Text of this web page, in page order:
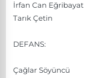
İrfan Can Eğribayat
Tarık Çetin
DEFANS:
Çağlar Söyüncü